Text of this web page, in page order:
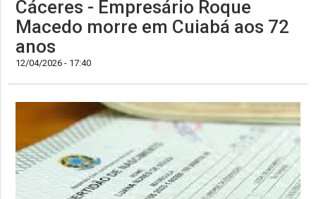
Cáceres - Empresário Roque
Macedo morre em Cuiabá aos 72
anos
12/04/2026 - 17:40